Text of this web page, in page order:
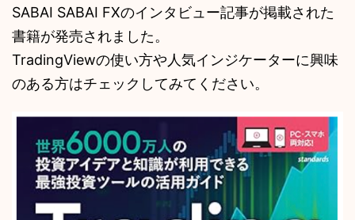
SABAI SABAI FXのインタビュー記事が掲載された
書籍が発売されました。
TradingViewの使い方や人気インジケーターに興味
のある方はチェックしてみてください。